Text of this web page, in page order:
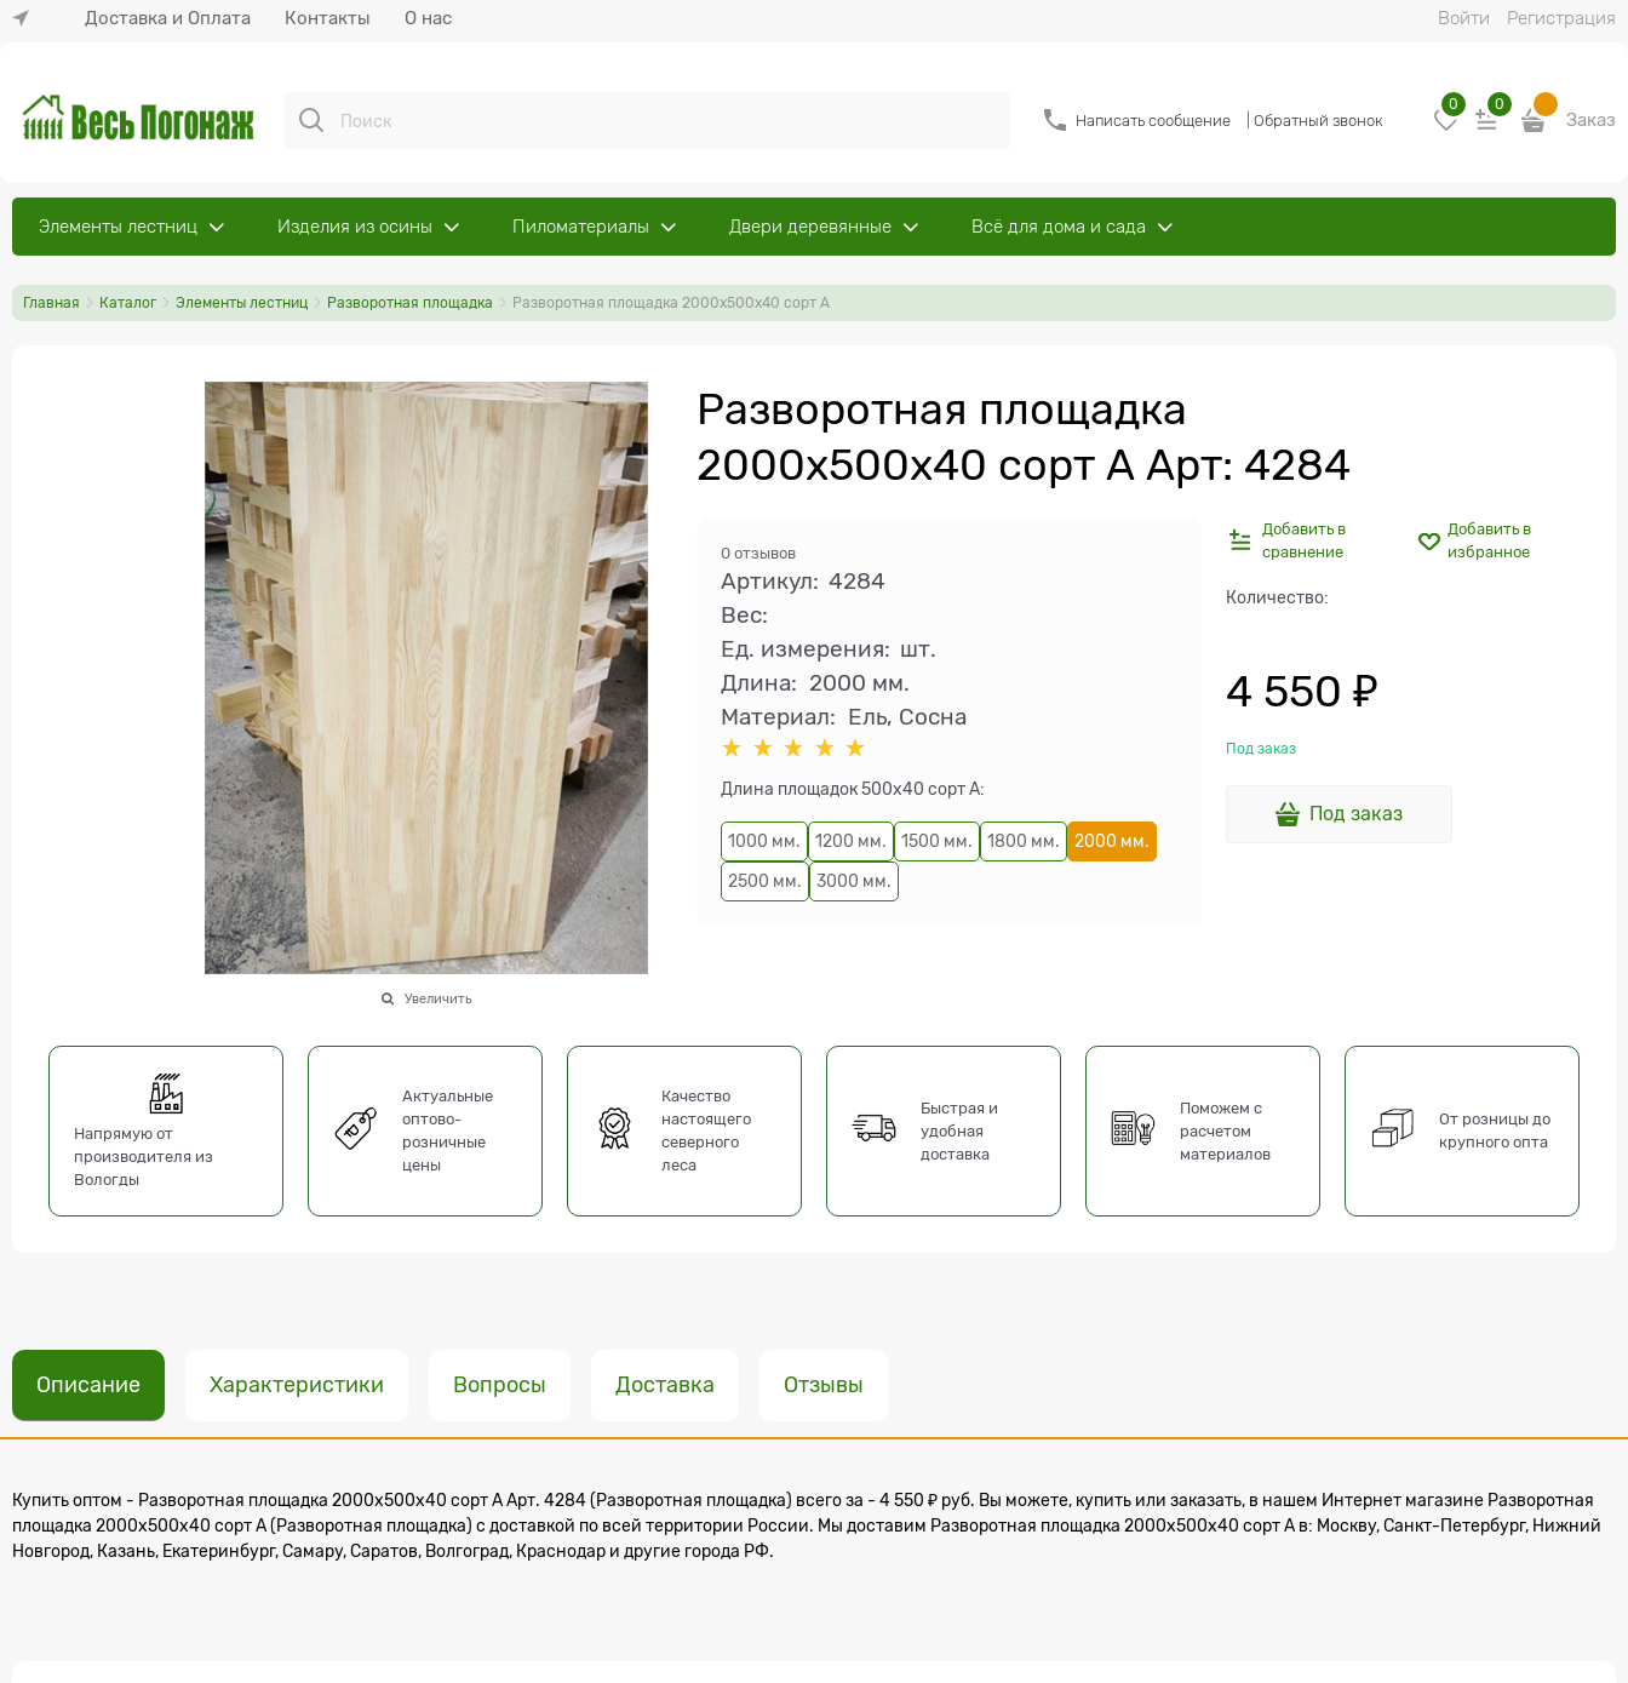
Доставка и Оплата Контакты О нас Войти Регистрация
Написать сообщение Обратный звонок
0 0
Заказ
Элементы лестниц Изделия из осины Пиломатериалы Двери деревянные Всё для дома и сада
Главная Каталог Элементы лестниц Разворотная площадка Разворотная площадка 2000х500х40 сорт А
Увеличить
Разворотная площадка
2000х500х40 сорт А Арт: 4284
0 отзывов
Артикул: 4284
Вес:
Ед. измерения: шт.
Длина: 2000 мм.
Материал: Ель, Сосна
Длина площадок 500х40 сорт А:
1000 мм. 1200 мм. 1500 мм. 1800 мм. 2000 мм.
2500 мм. 3000 мм.
Добавить в
сравнение
Добавить в
избранное
Количество:
4 550 ₽
Под заказ
Под заказ
Напрямую от
производителя из
Вологды
Актуальные
оптово-
розничные
цены
Качество
настоящего
северного
леса
Быстрая и
удобная
доставка
Поможем с
расчетом
материалов
От розницы до
крупного опта
Описание Характеристики Вопросы Доставка Отзывы
Купить оптом - Разворотная площадка 2000х500х40 сорт А Арт. 4284 (Разворотная площадка) всего за - 4 550 ₽ руб. Вы можете, купить или заказать, в нашем Интернет магазине Разворотная
площадка 2000х500х40 сорт А (Разворотная площадка) с доставкой по всей территории России. Мы доставим Разворотная площадка 2000х500х40 сорт А в: Москву, Санкт-Петербург, Нижний
Новгород, Казань, Екатеринбург, Самару, Саратов, Волгоград, Краснодар и другие города РФ.